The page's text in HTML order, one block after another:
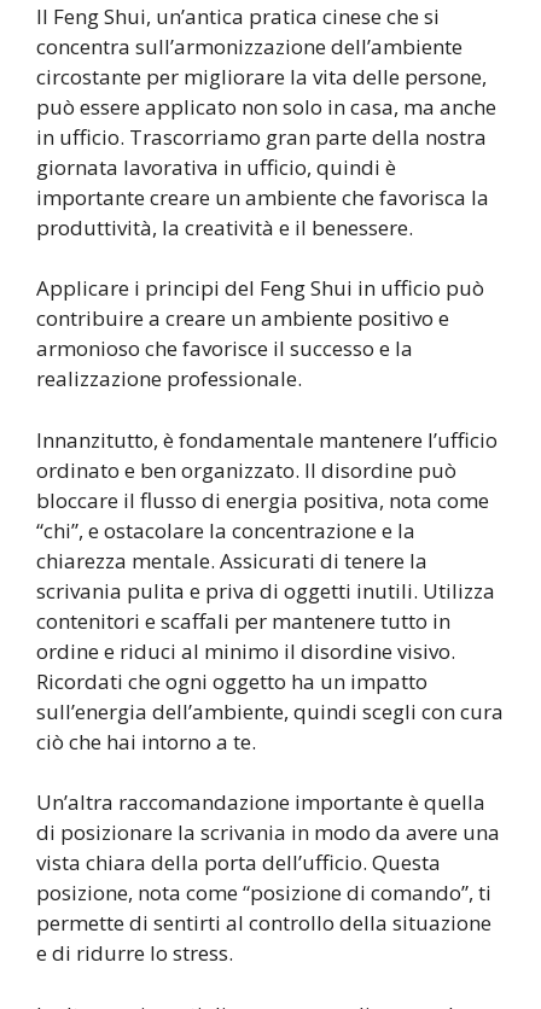
Il Feng Shui, un’antica pratica cinese che si
concentra sull’armonizzazione dell’ambiente
circostante per migliorare la vita delle persone,
può essere applicato non solo in casa, ma anche
in ufficio. Trascorriamo gran parte della nostra
giornata lavorativa in ufficio, quindi è
importante creare un ambiente che favorisca la
produttività, la creatività e il benessere.
Applicare i principi del Feng Shui in ufficio può
contribuire a creare un ambiente positivo e
armonioso che favorisce il successo e la
realizzazione professionale.
Innanzitutto, è fondamentale mantenere l’ufficio
ordinato e ben organizzato. Il disordine può
bloccare il flusso di energia positiva, nota come
“chi”, e ostacolare la concentrazione e la
chiarezza mentale. Assicurati di tenere la
scrivania pulita e priva di oggetti inutili. Utilizza
contenitori e scaffali per mantenere tutto in
ordine e riduci al minimo il disordine visivo.
Ricordati che ogni oggetto ha un impatto
sull’energia dell’ambiente, quindi scegli con cura
ciò che hai intorno a te.
Un’altra raccomandazione importante è quella
di posizionare la scrivania in modo da avere una
vista chiara della porta dell’ufficio. Questa
posizione, nota come “posizione di comando”, ti
permette di sentirti al controllo della situazione
e di ridurre lo stress.